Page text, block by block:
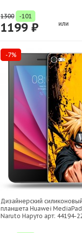
1300 -101
1199 ₽ или
-7%
Дизайнерский
планшета Huawei MediaPad
Naruto Наруто арт: 44194-